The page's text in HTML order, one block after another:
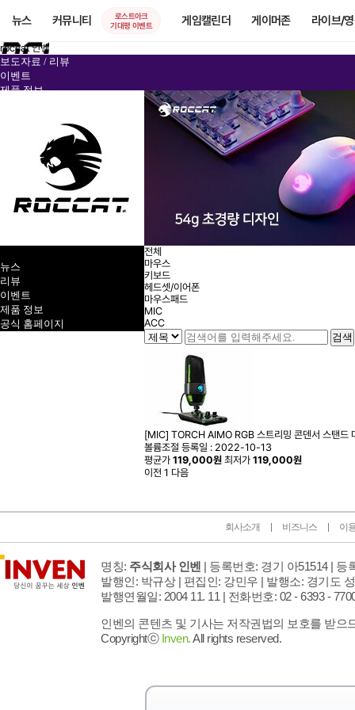
뉴스 커뮤니티
로스트아크
기대평 이벤트
게임캘린더 게이머존 라이브/
roccat 인벤
보도자료 / 리뷰
이벤트
제품 정보
뉴스
리뷰
이벤트
제품 정보
공식 홈페이지
전체
마우스
키보드
헤드셋/이어폰
마우스패드
MIC
ACC
[MIC] TORCH AIMO RGB 스트리밍 콘덴서 스탠드
볼륨조절 등록일 : 2022-10-13
평균가 119,000원 최저가 119,000원
이전 1 다음
회사소개 비즈니스 이
명칭: 주식회사 인벤 | 등록번호: 경기 아51514 | 등
발행인: 박규상 | 편집인: 강민우 | 발행소: 경기도
발행연월일: 2004 11. 11 | 전화번호: 02 - 6393 -
인벤의 콘텐츠 및 기사는 저작권법의 보호를 받으
Copyrightⓒ Inven.All rights reserved.